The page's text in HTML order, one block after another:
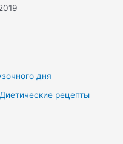
дня
рецепты